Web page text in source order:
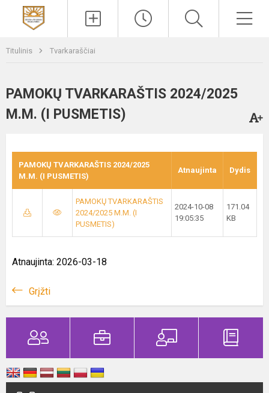
Titulinis Tvarkaraščiai
PAMOKŲ TVARKARAŠTIS 2024/2025
M.M. (I PUSMETIS)
PAMOKŲ TVARKARAŠTIS 2024/2025
M.M. (I PUSMETIS)
Atnaujinta Dydis
PAMOKŲ TVARKARAŠTIS
2024/2025 M.M. (I
PUSMETIS)
2024-10-08
19:05:35
171.04
KB
Atnaujinta: 2026-03-18
Grįžti